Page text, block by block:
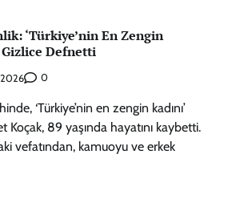
‘Türkiye’nin En Zengin
Gizlice Defnetti
2026 0
‘Türkiye’nin en zengin kadını’
Koçak, 89 yaşında hayatını kaybetti.
vefatından, kamuoyu ve erkek